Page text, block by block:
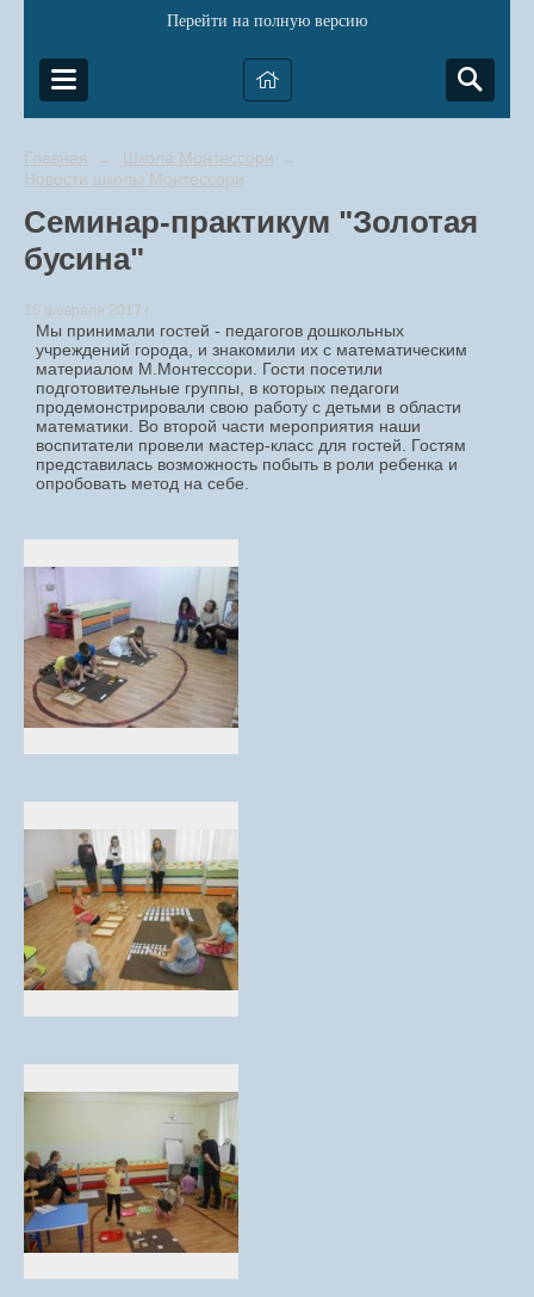
Перейти на полную версию
Главная → Школа Монтессори →
Новости школы Монтессори
Семинар-практикум "Золотая
бусина"
16 февраля 2017 г.
Мы принимали гостей - педагогов дошкольных
учреждений города, и знакомили их с математическим
материалом М.Монтессори. Гости посетили
подготовительные группы, в которых педагоги
продемонстрировали свою работу с детьми в области
математики. Во второй части мероприятия наши
воспитатели провели мастер-класс для гостей. Гостям
представилась возможность побыть в роли ребенка и
опробовать метод на себе.